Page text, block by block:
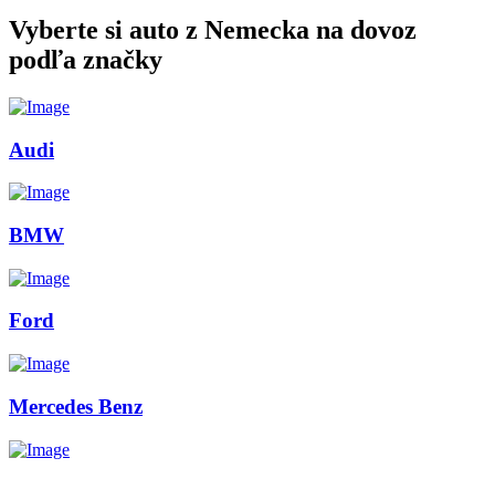
Vyberte si auto z Nemecka na dovoz
podľa značky
Audi
BMW
Ford
Mercedes Benz